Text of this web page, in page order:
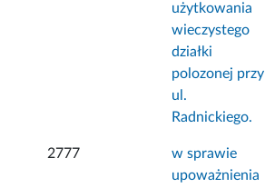
użytkowania
wieczystego
działki
polozonej przy
ul.
Radnickiego.
2777
w sprawie
upoważnienia